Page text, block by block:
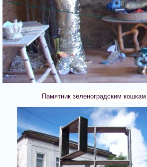
Памятник зеленоградским кошкам